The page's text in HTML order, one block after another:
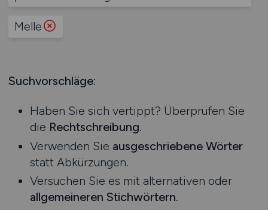
Prozessplanung / Steuerung
Schienen- / Straßen- / Luft- / Seefracht
Vertrieb / Verkauf / Handel
Zoll / Behörden
Sonstige
Mecklenburg-Vorpommern
Rheinland-Pfalz
Sachsen
Sachsen-Anhalt
Schleswig-Holstein
Thüringen
Deutschlandweit
Österreich
Melle
Suchvorschläge:
Haben Sie sich vertippt? Überprüfen Sie
die Rechtschreibung.
Verwenden Sie ausgeschriebene Wörter
statt Abkürzungen.
Versuchen Sie es mit alternativen oder
allgemeineren Stichwörtern.